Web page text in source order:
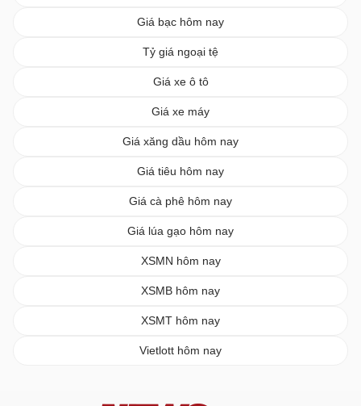
Giá bạc hôm nay
Tỷ giá ngoại tệ
Giá xe ô tô
Giá xe máy
Giá xăng dầu hôm nay
Giá tiêu hôm nay
Giá cà phê hôm nay
Giá lúa gạo hôm nay
XSMN hôm nay
XSMB hôm nay
XSMT hôm nay
Vietlott hôm nay